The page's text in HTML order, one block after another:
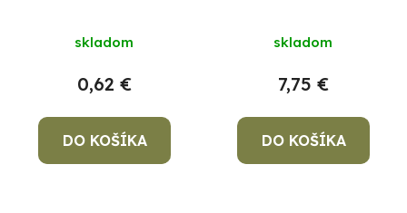
skladom
0,62 €
DO KOŠÍKA
skladom
7,75 €
DO KOŠÍKA